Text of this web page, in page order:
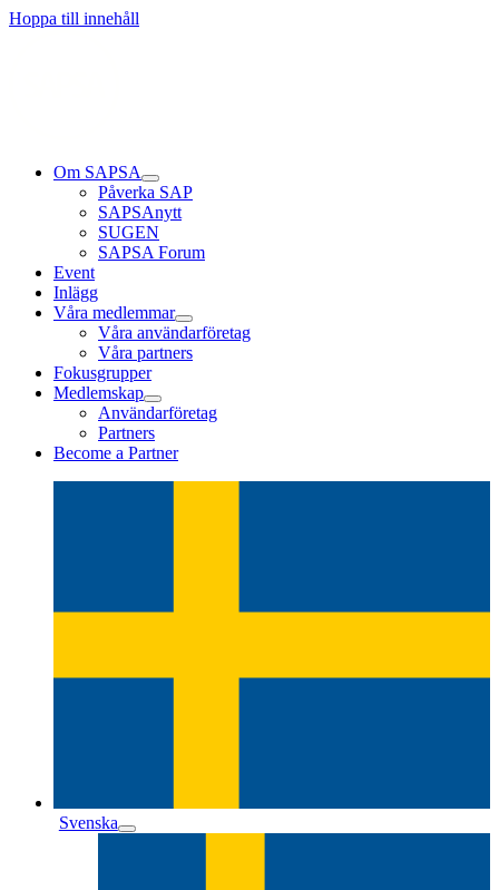
Hoppa till innehåll
Om SAPSA
Påverka SAP
SAPSAnytt
SUGEN
SAPSA Forum
Event
Inlägg
Våra medlemmar
Våra användarföretag
Våra partners
Fokusgrupper
Medlemskap
Användarföretag
Partners
Become a Partner
Svenska